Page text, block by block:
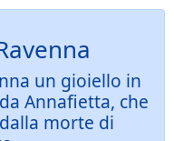
un gioiello in
Annafietta, che
morte di